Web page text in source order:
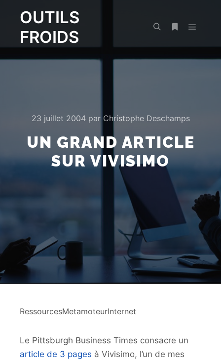
OUTILS
FROIDS
23 juillet 2004par Christophe Deschamps
UN GRAND ARTICLE
SUR VIVISIMO
RessourcesMetamoteurInternet
Le Pittsburgh Business Times consacre un
article de 3 pages à Vivisimo, l’un de mes